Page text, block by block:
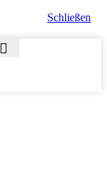
Schließen